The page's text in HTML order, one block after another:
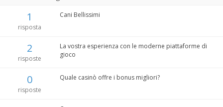
1
risposta
Cani Bellissimi
2
risposte
La vostra esperienza con le moderne piattaforme di
gioco
0
risposte
Quale casinò offre i bonus migliori?